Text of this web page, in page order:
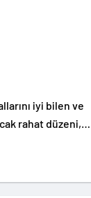
iyi bilen ve
rahat düzeni,
tamamen